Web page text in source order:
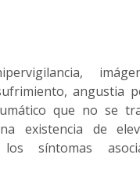
angustia
que no se
existencia de
los síntomas